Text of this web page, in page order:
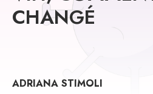
CHANGÉ
ADRIANA STIMOLI